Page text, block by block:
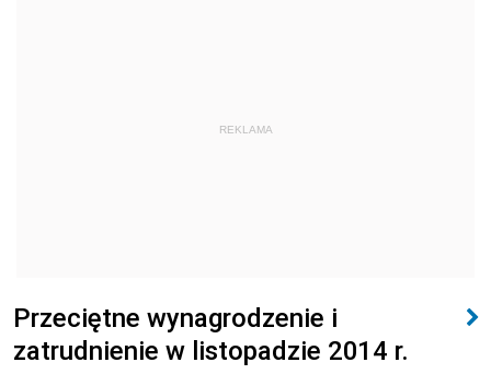
REKLAMA
Przeciętne wynagrodzenie i
zatrudnienie w listopadzie 2014 r.